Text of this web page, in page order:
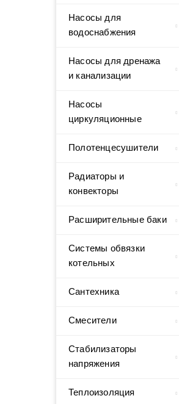
Насосы для
водоснабжения
Насосы для дренажа
и канализации
Насосы
циркуляционные
Полотенцесушители
Радиаторы и
конвекторы
Расширительные баки
Системы обвязки
котельных
Сантехника
Смесители
Стабилизаторы
напряжения
Теплоизоляция